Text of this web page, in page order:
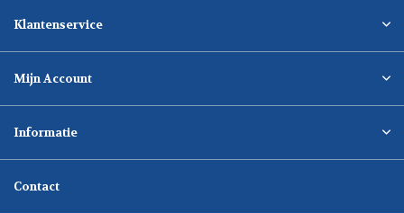
Klantenservice
Mijn Account
Informatie
Contact